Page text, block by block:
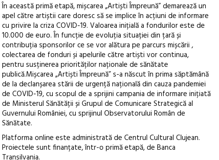
În această primă etapă, mișcarea „Artiști Împreună” demarează un
apel către artiștii care doresc să se implice în acțiuni de informare
cu privire la criza COVID-19. Valoarea inițială a fondurilor este de
10.000 de euro. În funcție de evoluția situației din țară și
contribuția sponsorilor ce se vor alătura pe parcurs mișcării ,
colectarea de fonduri și apelurile către artiști vor continua,
pentru susținerea priorităților naționale de sănătate
publică.Mișcarea „Artiști Împreună” s-a născut în prima săptămână
de la declanșarea stării de urgență națională din cauza pandemiei
de COVID-19, cu scopul de a sprijini campania de informare inițiată
de Ministerul Sănătății și Grupul de Comunicare Strategică al
Guvernului României, cu sprijinul Observatorului Român de
Sănătate.
Platforma online este administrată de Centrul Cultural Clujean.
Proiectele sunt finanțate, într-o primă etapă, de Banca
Transilvania.